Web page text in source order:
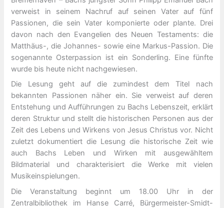
verweist in seinem Nachruf auf seinen Vater auf fünf
Passionen, die sein Vater komponierte oder plante. Drei
davon nach den Evangelien des Neuen Testaments: die
Matthäus-, die Johannes- sowie eine Markus-Passion. Die
sogenannte Osterpassion ist ein Sonderling. Eine fünfte
wurde bis heute nicht nachgewiesen.
Die Lesung geht auf die zumindest dem Titel nach
bekannten Passionen näher ein. Sie verweist auf deren
Entstehung und Aufführungen zu Bachs Lebenszeit, erklärt
deren Struktur und stellt die historischen Personen aus der
Zeit des Lebens und Wirkens von Jesus Christus vor. Nicht
zuletzt dokumentiert die Lesung die historische Zeit wie
auch Bachs Leben und Wirken mit ausgewähltem
Bildmaterial und charakterisiert die Werke mit vielen
Musikeinspielungen.
Die Veranstaltung beginnt um 18.00 Uhr in der
Zentralbibliothek im Hanse Carré, Bürgermeister-Smidt-